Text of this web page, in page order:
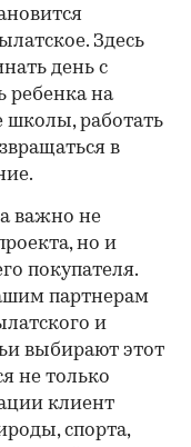
Здесь
день с
ребенка на
школы, работать
в
важно не
но и
покупателя.
партнерам
и
выбирают этот
не только
клиент
спорта,